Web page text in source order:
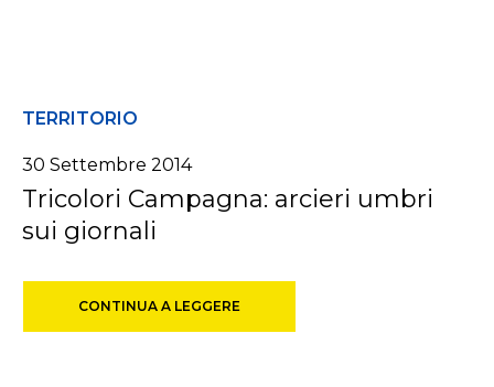
TERRITORIO
30 Settembre 2014
Tricolori Campagna: arcieri umbri
sui giornali
CONTINUA A LEGGERE